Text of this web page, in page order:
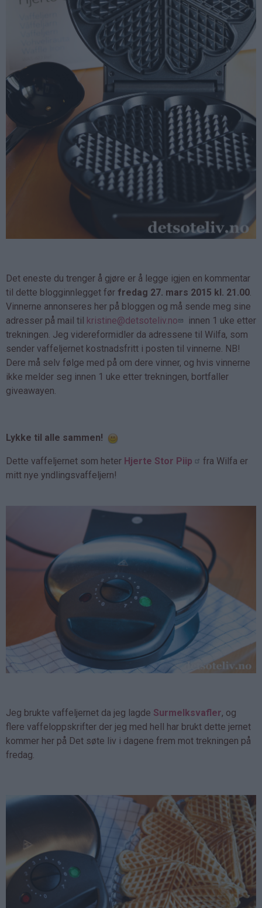
Det eneste du trenger å gjøre er å legge igjen en kommentar
til dette blogginnlegget før fredag 27. mars 2015 kl. 21.00.
Vinnerne annonseres her på bloggen og må sende meg sine
adresser på mail til kristine@detsoteliv.no
innen 1 uke etter
trekningen. Jeg videreformidler da adressene til Wilfa, som
sender vaffeljernet kostnadsfritt i posten til vinnerne. NB!
Dere må selv følge med på om dere vinner, og hvis vinnerne
ikke melder seg innen 1 uke etter trekningen, bortfaller
giveawayen.
Lykke til alle sammen!
Dette vaffeljernet som heter Hjerte Stor Piip
fra Wilfa er
mitt nye yndlingsvaffeljern!
Jeg brukte vaffeljernet da jeg lagde Surmelksvafler, og
flere vaffeloppskrifter der jeg med hell har brukt dette jernet
kommer her på Det søte liv i dagene frem mot trekningen på
fredag.